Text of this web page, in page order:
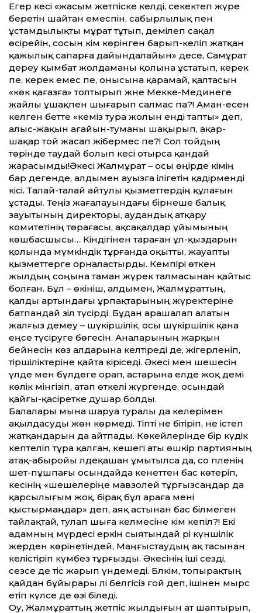
Егер әкесі «жасым жетпіске келді, секектеп жүре
беретін шайтан емеспін, сабырлылық пен
ұстамдылықты мұрат тұтып, әдемілеп сақал
өсірейін, сосын кім көрінген барып-келіп жатқан
қажылық сапарға дайындалайын» десе, Самұрат
дереу қымбат жолдаманы қолына ұстатып, керек
пе, керек емес пе, онысына қарамай, қалтасын
«көк қағазға» толтырып және Мекке-Мединеге
жайлы ұшақпен шығарып салмас па?! Аман-есен
келген бетте «әкеміз тура жолын енді тапты» деп,
алыс-жақын аға­йын-туманы шақырып, ақар-
шақар той жасап жібермес пе?! Сол тойдың
төрінде таудай болып әкесі отырса қандай
жарасымды!Әкесі Жалмұрат – осы өңірде кімің
бар дегенде, алдымен ауызға ілігетін қадірменді
кісі. Талай-талай айтулы қызметтердің құлағын
ұстады. Теңіз жағалауындағы бірнеше балық
зауытының директоры, аудандық атқару
комитетінің төрағасы, ақсақалдар ұйымының
көшбасшысы… Кіндігінен тараған ұл-қыздарын
қолында мүмкіндік тұрғанда оқытты, жауапты
қызметтерге орналастырды. Кемпірі өткен
жылдың соңына таман жүрек талмасынан қайтыс
болған. Бұл – өкініш, алдымен, Жалмұраттың,
қалды артындағы ұрпақтарының жүректеріне
батпандай зіл түсірді. Бұдан арашалап алатын
жалғыз демеу – шүкіршілік, осы шүкіршілік қана
еңсе түсіруге бөгесін. Аналарының жарқын
бейнесін көз алдарына келтіреді де, жігерленіп,
тіршіліктеріне қайта кіріседі. Әкесі мен шешесін
үлде мен бүлдеге орап, астарына елде жоқ әдемі
көлік мінгізіп, атап өткелі жүргенде, осындай
қайғы-қасіретке душар болды.
Балалары мына шаруа туралы да әкелерімен
ақылдасуды жөн көрмеді. Тіпті не бітіріп, не істеп
жатқандарын да айтпады. Көкейлерінде бір күдік
кептеліп тұра қалған, кешегі аты өшкір партияның
атақ-абыройы әлдеқашан ұмытылса да, со пәленің
шет-пұшпағы осындайда кенеттен бас көтеріп,
әкесінің «шешелеріңе мавзолей тұрғызсаңдар да
қарсылығым жоқ, бірақ бұл араға мені
қыстырмаңдар» деп, аяқ астынан бас білмеген
тайлақтай, тулап шыға келмесіне кім кепіл?! Екі
адамның мүрдесі еркін сыятындай әрі күншілік
жерден көрінетіндей, Маңғыстаудың ақ тасынан
келістіріп күмбез тұрғызды. Әкесінің іші сезді,
сезсе де тіс жарып үндемеді. Бәлкім, топырақтың
қайдан бұйырары әлі белгісіз ғой деп, ішінен мырс
етіп күлсе де өзі біледі.
Оу, Жалмұраттың жетпіс жылдығын ат шаптырып,